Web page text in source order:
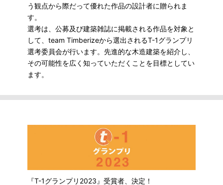
う観点から際だって優れた作品の設計者に贈られま
す。
選考は、公募及び建築雑誌に掲載される作品を対象と
して、team Timberizeから選出されるT-1グランプリ
選考委員会が行います。先進的な木造建築を紹介し、
その可能性を広く知っていただくことを目標としてい
ます。
『T-1グランプリ2023』受賞者、決定！